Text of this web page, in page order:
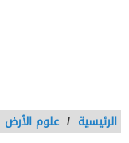
الرئيسية / علوم الأرض